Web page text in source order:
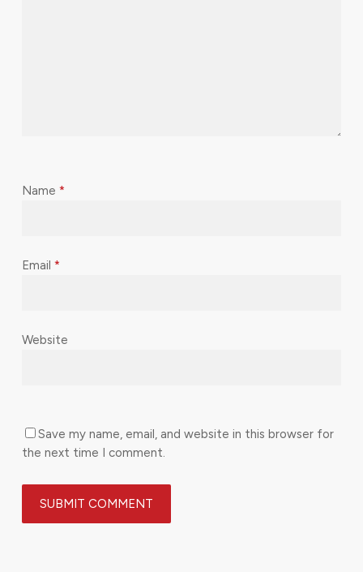
Name *
Email *
Website
Save my name, email, and website in this browser for
the next time I comment.